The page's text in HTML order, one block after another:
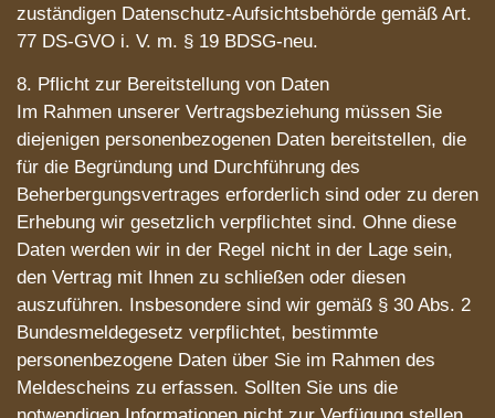
zuständigen Datenschutz-Aufsichtsbehörde gemäß Art.
77 DS-GVO i. V. m. § 19 BDSG-neu.
8. Pflicht zur Bereitstellung von Daten
Im Rahmen unserer Vertragsbeziehung müssen Sie
diejenigen personenbezogenen Daten bereitstellen, die
für die Begründung und Durchführung des
Beherbergungsvertrages erforderlich sind oder zu deren
Erhebung wir gesetzlich verpflichtet sind. Ohne diese
Daten werden wir in der Regel nicht in der Lage sein,
den Vertrag mit Ihnen zu schließen oder diesen
auszuführen. Insbesondere sind wir gemäß § 30 Abs. 2
Bundesmeldegesetz verpflichtet, bestimmte
personenbezogene Daten über Sie im Rahmen des
Meldescheins zu erfassen. Sollten Sie uns die